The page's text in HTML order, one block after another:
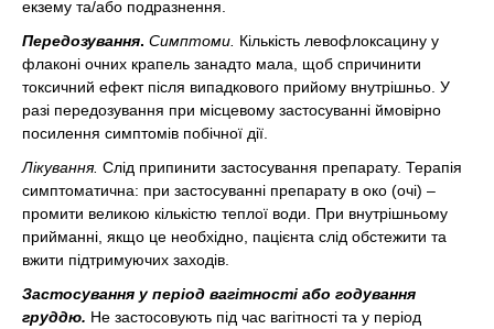
екзему та/або подразнення.
Передозування. Симптоми. Кількість левофлоксацину у
флаконі очних крапель занадто мала, щоб спричинити
токсичний ефект після випадкового прийому внутрішньо. У
разі передозування при місцевому застосуванні ймовірно
посилення симптомів побічної дії.
Лікування. Слід припинити застосування препарату. Терапія
симптоматична: при застосуванні препарату в око (очі) –
промити великою кількістю теплої води. При внутрішньому
прийманні, якщо це необхідно, пацієнта слід обстежити та
вжити підтримуючих заходів.
Застосування у період вагітності або годування
груддю. Не застосовують під час вагітності та у період